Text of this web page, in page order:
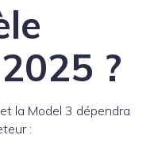
?
et la Model 3 dépendra
: